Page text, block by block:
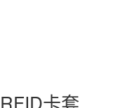
卡套